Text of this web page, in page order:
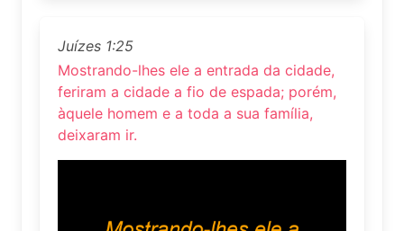
Juízes 1:25
Mostrando-lhes ele a entrada da cidade,
feriram a cidade a fio de espada; porém,
àquele homem e a toda a sua família,
deixaram ir.